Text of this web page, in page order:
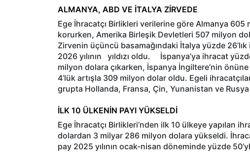
ALMANYA, ABD VE İTALYA ZİRVEDE
Ege İhracatçı Birlikleri verilerine göre Almanya
korurken, Amerika Birleşik Devletleri 507 milyon
Zirvenin üçüncü basamağındaki İtalya yüzde
2026 yılının
yıldızı oldu.
İspanya’ya ihracat
milyon dolara çıkarken, İspanya İngiltere’nin
4’lük artışla 309 milyon dolar oldu. Egeli
grupta Hollanda, Fransa, Çin, Yunanistan ve Rusya
İLK 10 ÜLKENİN PAYI YÜKSELDİ
Ege İhracatçı Birlikleri’nden ilk 10 ülkeye yapılan
dolardan 3 milyar 286 milyon dolara yükseldi.
pay 2025 yılının ocak-nisan döneminde yüzde